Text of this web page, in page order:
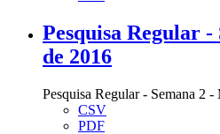
Pesquisa Regular
de 2016
Pesquisa Regular - Semana 2
CSV
PDF